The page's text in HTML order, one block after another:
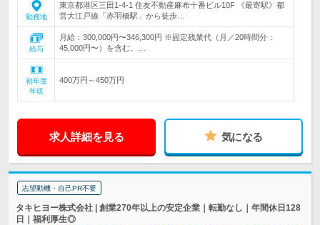
勤務地
東京都港区三田1-4-1 住友不動産麻布十番ビル10F 《最寄駅》都
営大江戸線「赤羽橋駅」から徒歩…
給与
月給：300,000円〜346,300円 ※固定残業代（月／20時間分：
45,000円〜）を含む。…
初年度
年収
400万円～450万円
求人詳細を見る 気になる
志望動機・自己PR不要
タキヒヨー株式会社 | 創業270年以上の安定企業｜転勤なし｜年間休日128
日｜福利厚生◎